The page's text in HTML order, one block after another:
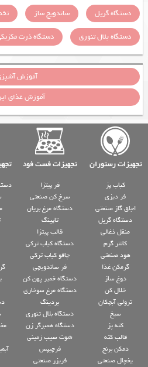
دستگاه گریل
ساندویچ ساز
دستگاه بلال تنوری
دستگاه ذرت
آموزش
آموزش غذای
تجهیزات رستوران تجهیزات فست فود
کباب پز
فر دیزی
اجاق گاز صنعتی
دستگاه گریل
منقل ذغالی
کانتر گرم
هود صنعتی
گرمکن غذا
دوغ ساز
خلال کن
ترولی آبچکان
سیخ
کته پز
قالب کته
دمکن برنج
یخچال صنعتی
فر پیتزا
سرخ کن صنعتی
دستگاه مرغ بریان
تاپینگ
قالب پیتزا
دستگاه کباب ترکی
چاقو کباب ترکی
فر ساندویچی
دستگاه خمیر پهن کن
دستگاه مرغ سوخاری
بردینگ
دستگاه بلال تنوری
دستگاه همبرگر زن
شوت سیب زمینی
فرچیپس
فریزر صنعتی